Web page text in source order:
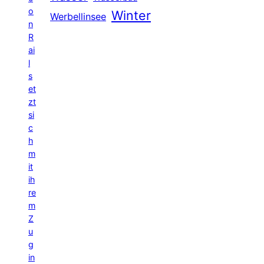
o
n
R
ai
l
s
et
zt
si
c
h
m
it
ih
re
m
Z
u
g
in
Werbellinsee Winter